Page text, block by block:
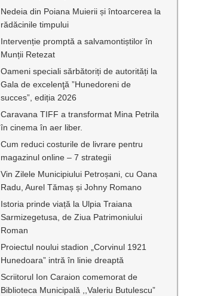
Nedeia din Poiana Muierii și întoarcerea la
rădăcinile timpului
Intervenție promptă a salvamontiștilor în
Munții Retezat
Oameni speciali sărbătoriți de autorități la
Gala de excelenţă ”Hunedoreni de
succes”, ediția 2026
Caravana TIFF a transformat Mina Petrila
în cinema în aer liber.
Cum reduci costurile de livrare pentru
magazinul online – 7 strategii
Vin Zilele Municipiului Petroșani, cu Oana
Radu, Aurel Tămaș și Johny Romano
Istoria prinde viață la Ulpia Traiana
Sarmizegetusa, de Ziua Patrimoniului
Roman
Proiectul noului stadion „Corvinul 1921
Hunedoara” intră în linie dreaptă
Scriitorul Ion Caraion comemorat de
Biblioteca Municipală ,,Valeriu Butulescu”